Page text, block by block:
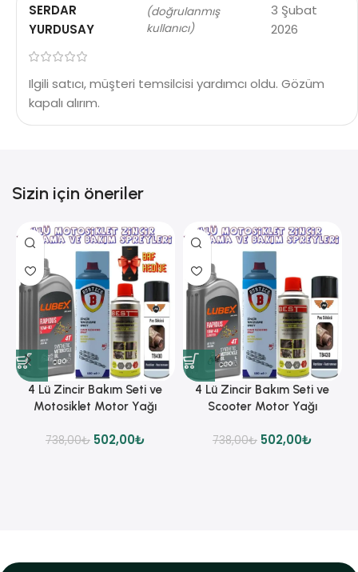
SERDAR
YURDUSAY
(doğrulanmış
kullanıcı)
3 Şubat
2026
Ilgili satıcı, müşteri temsilcisi yardımcı oldu. Gözüm
kapalı alırım.
Sizin için öneriler
4 Lü Zincir Bakım Seti ve
Motosiklet Motor Yağı
738,00₺ 502,00₺
4 Lü Zincir Bakım Seti ve
Scooter Motor Yağı
738,00₺ 502,00₺